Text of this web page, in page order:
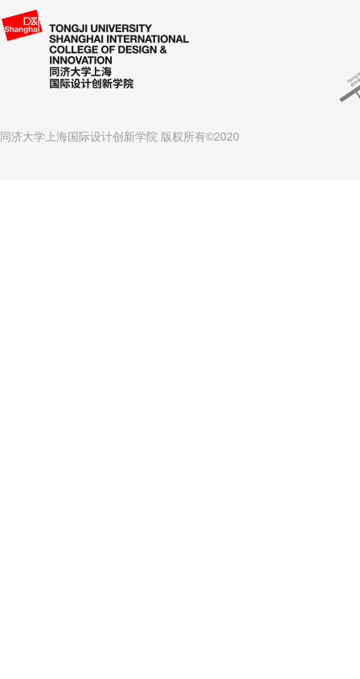
同济大学上海国际设计创新学院 版权所有©2020